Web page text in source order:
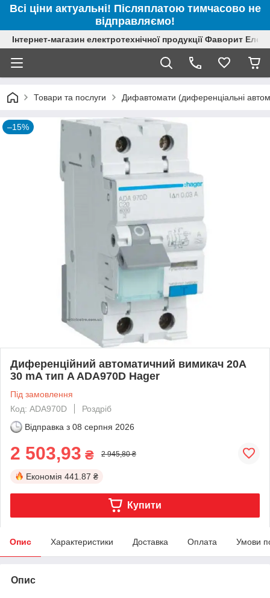
Всі ціни актуальні! Післяплатою тимчасово не
відправляємо!
Інтернет-магазин електротехнічної продукції Фаворит
Товари та послуги Дифавтомати (диференціальні
–15%
Диференційний автоматичний вимикач 20A
30 mA тип A ADA970D Hager
Під замовлення
Код: ADA970D
Роздріб
Відправка з 08 серпня 2026
2 503,93 ₴ 2 945,80 ₴
Економія 441.87 ₴
Купити
Опис Характеристики Доставка Оплата Умови
Опис